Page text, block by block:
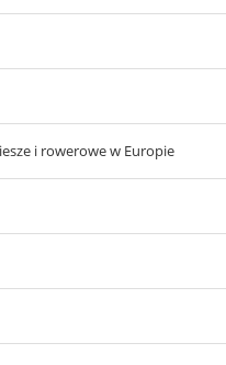
i rowerowe w Europie